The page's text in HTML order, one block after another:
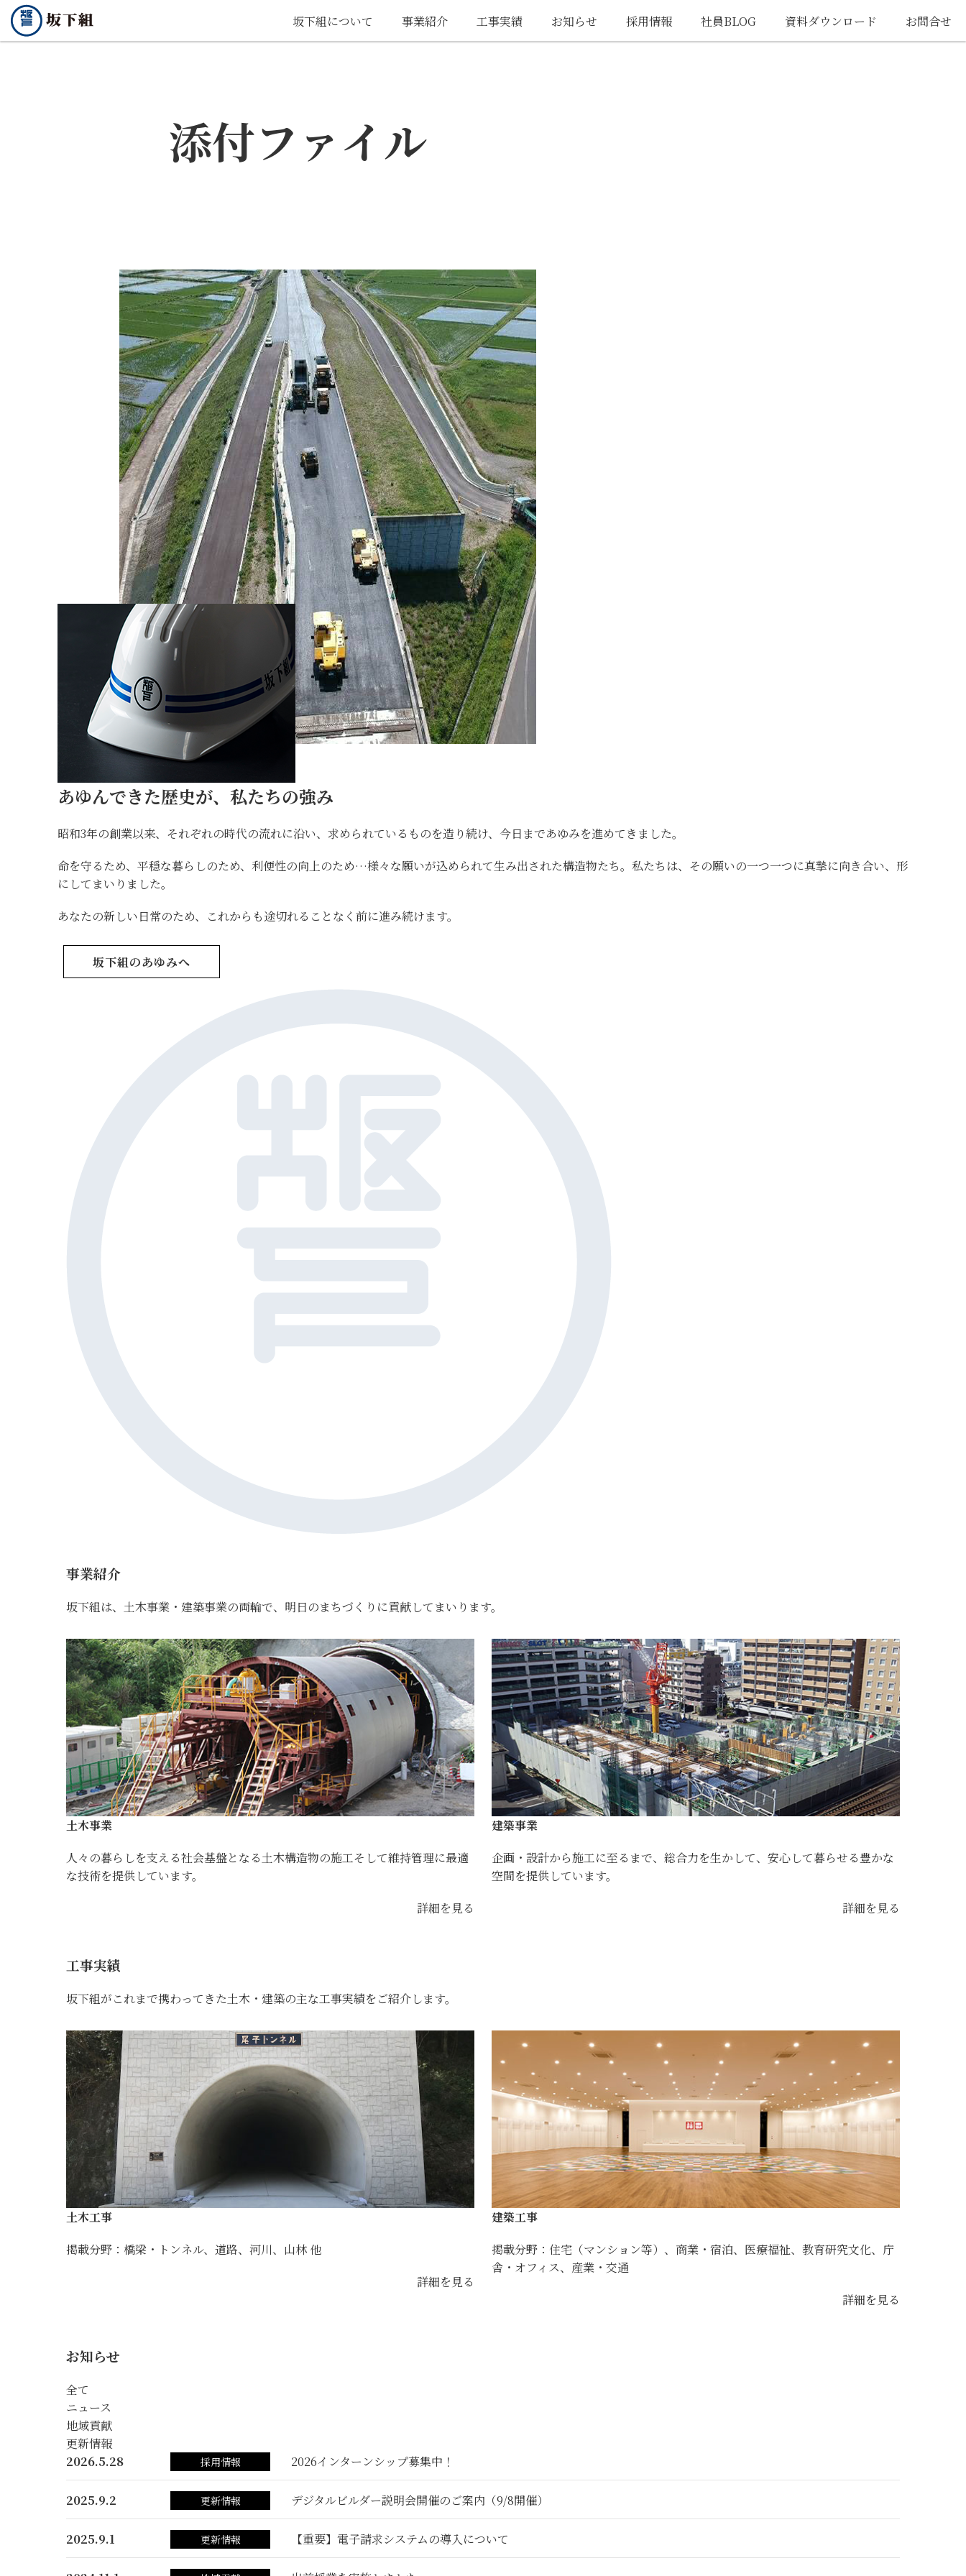
坂下組について 事業紹介 工事実績 お知らせ 採用情報 社員BLOG 資料ダウンロード お問合せ
添付ファイル
あゆんできた歴史が、私たちの強み
昭和3年の創業以来、それぞれの時代の流れに沿い、求められているものを造り続け、今日まであゆみを進めてきました。
命を守るため、平穏な暮らしのため、利便性の向上のため…様々な願いが込められて生み出された構造物たち。私たちは、その願いの一つ一つに真摯に向き合い、形
にしてまいりました。
あなたの新しい日常のため、これからも途切れることなく前に進み続けます。
坂下組のあゆみへ
事業紹介
坂下組は、土木事業・建築事業の両輪で、明日のまちづくりに貢献してまいります。
土木事業
人々の暮らしを支える社会基盤となる土木構造物の施工そして維持管理に最適
な技術を提供しています。
詳細を見る
建築事業
企画・設計から施工に至るまで、総合力を生かして、安心して暮らせる豊かな
空間を提供しています。
詳細を見る
工事実績
坂下組がこれまで携わってきた土木・建築の主な工事実績をご紹介します。
土木工事
掲載分野：橋梁・トンネル、道路、河川、山林 他
詳細を見る
建築工事
掲載分野：住宅（マンション等）、商業・宿泊、医療福祉、教育研究文化、庁
舎・オフィス、産業・交通
詳細を見る
お知らせ
全て
ニュース
地域貢献
更新情報
2026.5.28
採用情報 2026インターンシップ募集中！
2025.9.2 更新情報 デジタルビルダー説明会開催のご案内（9/8開催）
2025.9.1 更新情報 【重要】電子請求システムの導入について